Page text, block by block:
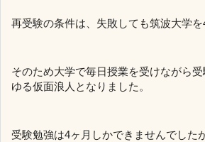
再受験の条件は、失敗しても筑波大学
そのため大学で毎日授業を受けながら
ゆる仮面浪人となりました。
受験勉強は4ヶ月しかできませんでした